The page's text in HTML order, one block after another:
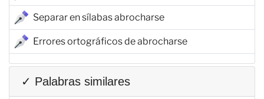
Separar en sílabas abrocharse
Errores ortográficos de abrocharse
✓ Palabras similares